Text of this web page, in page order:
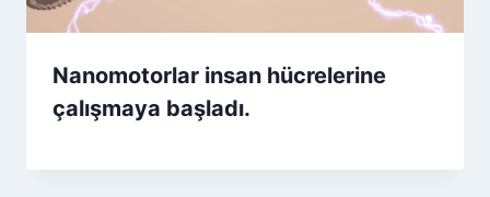
Nanomotorlar insan hücrelerine
çalışmaya başladı.